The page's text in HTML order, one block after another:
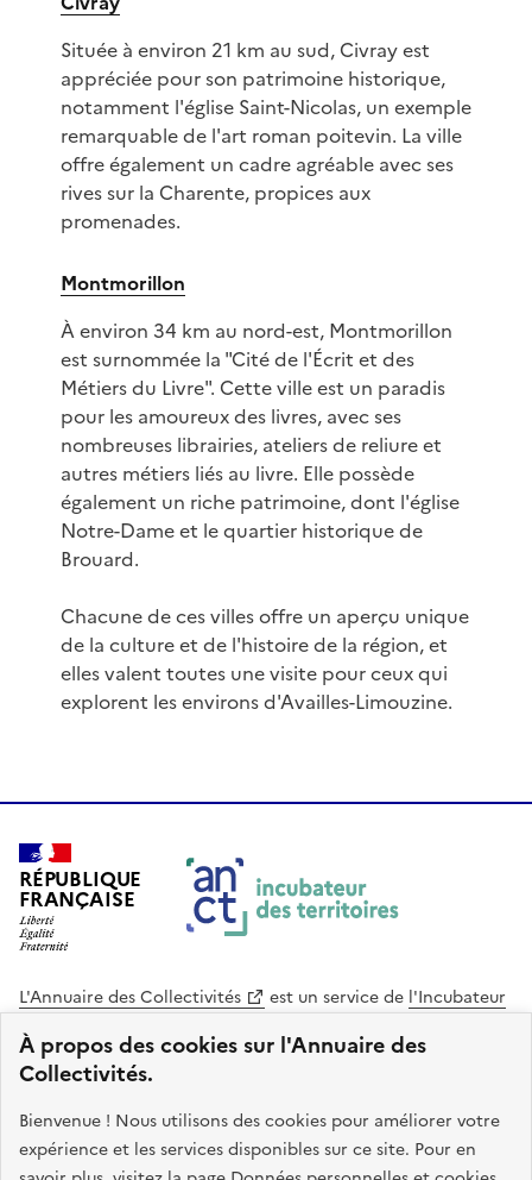
À propos des cookies sur l'Annuaire des
Collectivités.
Bienvenue ! Nous utilisons des cookies pour améliorer votre
expérience et les services disponibles sur ce site. Pour en
Située à environ 21 km au sud, Civray est
appréciée pour son patrimoine historique,
notamment l'église Saint-Nicolas, un exemple
remarquable de l'art roman poitevin. La ville
offre également un cadre agréable avec ses
rives sur la Charente, propices aux
promenades.
Montmorillon
À environ 34 km au nord-est, Montmorillon
est surnommée la "Cité de l'Écrit et des
Métiers du Livre". Cette ville est un paradis
pour les amoureux des livres, avec ses
nombreuses librairies, ateliers de reliure et
autres métiers liés au livre. Elle possède
également un riche patrimoine, dont l'église
Notre-Dame et le quartier historique de
Brouard.
Chacune de ces villes offre un aperçu unique
de la culture et de l'histoire de la région, et
elles valent toutes une visite pour ceux qui
explorent les environs d'Availles-Limouzine.
RÉPUBLIQUE
FRANÇAISE
L'Annuaire des Collectivités est un service de l'Incubateur
des Territoires
Cohésion des Territoires
. Le code source de ce site web
est disponible en licence libre. Le design de ce site est conçu
avec le système de design de l’État.
legifrance.gouv.fr info.gouv.fr